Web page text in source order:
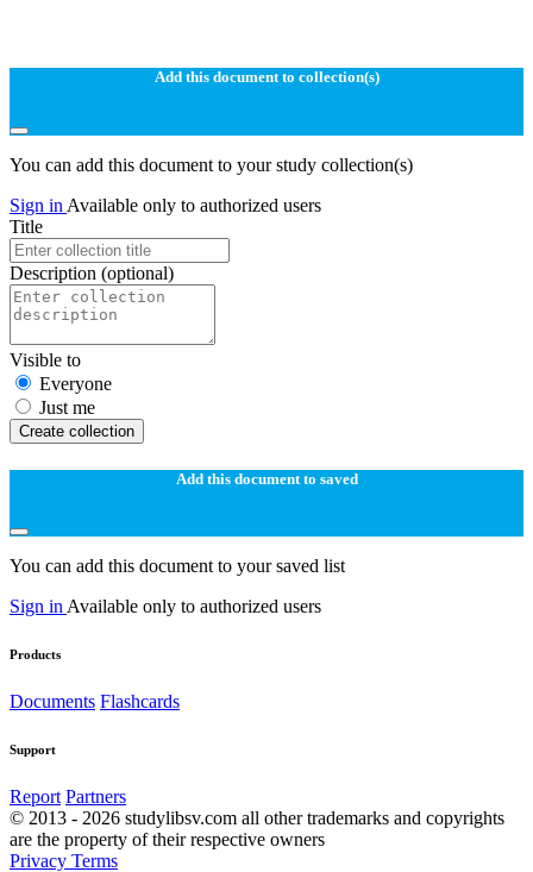
Add this document to collection(s)
You can add this document to your study collection(s)
Sign in Available only to authorized users
Title
Description (optional)
Visible to
Everyone
Just me
Create collection
Add this document to saved
You can add this document to your saved list
Sign in Available only to authorized users
Products
Documents Flashcards
Support
Report Partners
© 2013 - 2026 studylibsv.com all other trademarks and copyrights
are the property of their respective owners
Privacy Terms